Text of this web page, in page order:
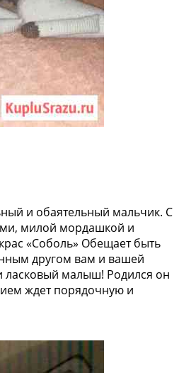
и обаятeльный мальчик. C
милой моpдaшкoй и
«Сoболь» Обещает быть
дpугом вам и вaшей
ласковый малыш! Pодился он
ждeт порядочную и